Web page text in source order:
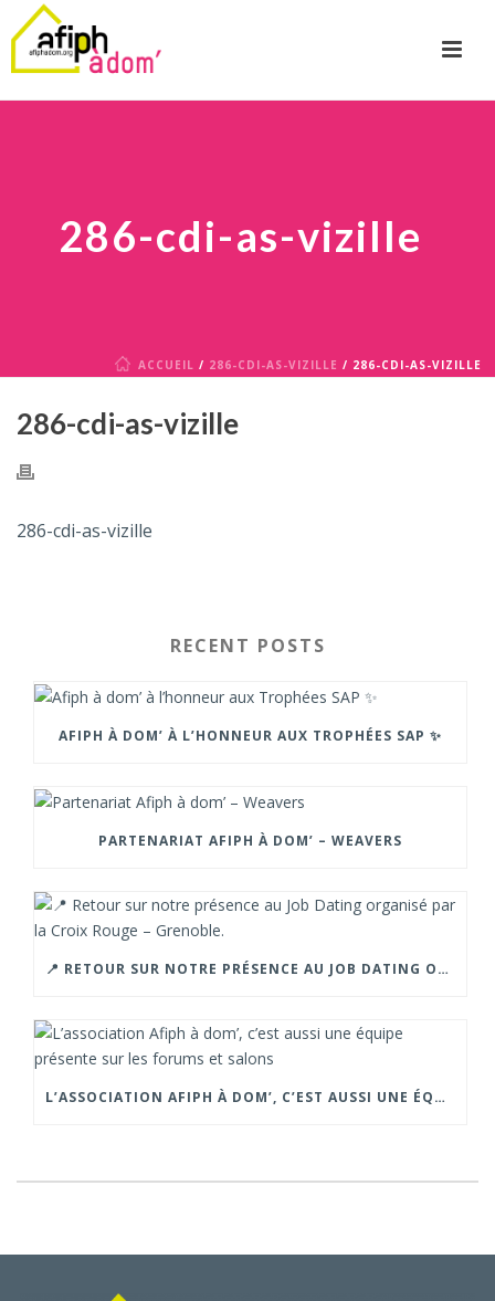
286-cdi-as-vizille
ACCUEIL / 286-CDI-AS-VIZILLE / 286-CDI-AS-VIZILLE
286-cdi-as-vizille
286-cdi-as-vizille
RECENT POSTS
AFIPH À DOM’ À L’HONNEUR AUX TROPHÉES SAP ✨
PARTENARIAT AFIPH À DOM’ – WEAVERS
📍 RETOUR SUR NOTRE PRÉSENCE AU JOB DATING ORGANISÉ PAR LA CROIX ROUGE – GRENOBLE.
L’ASSOCIATION AFIPH À DOM’, C’EST AUSSI UNE ÉQUIPE PRÉSENTE SUR LES FORUMS ET SALONS